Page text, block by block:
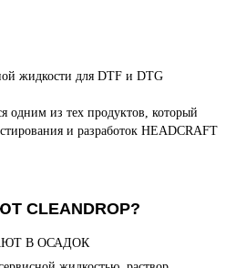
жидкости для DTF и DTG
одним из тех продуктов, который
и разработок HEADCRAFT
CLEANDROP?
В ОСАДОК